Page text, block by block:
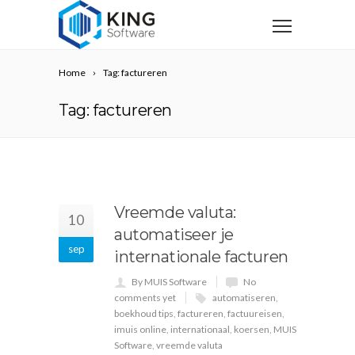
Home Tag: factureren
Tag: factureren
10
sep
Vreemde valuta:
automatiseer je
internationale facturen
By MUIS Software
No
comments yet
automatiseren,
boekhoud tips, factureren, factuureisen,
imuis online, internationaal, koersen, MUIS
Software, vreemde valuta